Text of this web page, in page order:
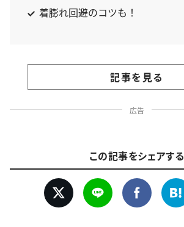
着膨れ回避のコツも！
記事を見る
広告
この記事をシェアする